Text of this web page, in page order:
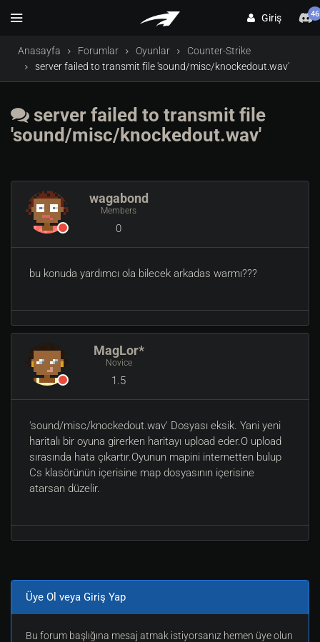
Giriş 46
Anasayfa Forumlar Oyunlar
Counter-Strike
server failed to transmit file 'sound/misc/knockedout.wav'
server failed to transmit file
'sound/misc/knockedout.wav'
wagabond
Members
0
bu konuda yardımcı ola bilecek arkadas warmı???
MagLor*
Novice
1.5
'sound/misc/knockedout.wav' Dosyası eksik. Yani yeni
haritalı bir oyuna girerken haritayı upload eder.O upload
sırasında hata çıkartır.Oyunun mapini internetten bulup
Cs klasörünün içerisine map dosyasının içerisine
atarsan düzelir.
Üye Ol veya Giriş Yap
Bu forum başlığına mesaj atmak istiyorsanız hemen üye olun